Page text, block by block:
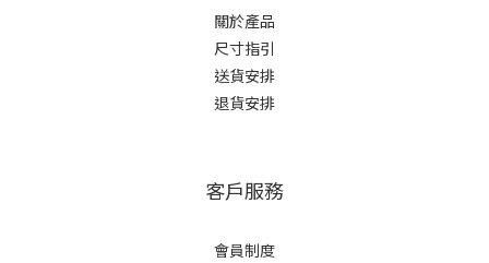
關於產品
尺寸指引
送貨安排
退貨安排
客戶服務
會員制度